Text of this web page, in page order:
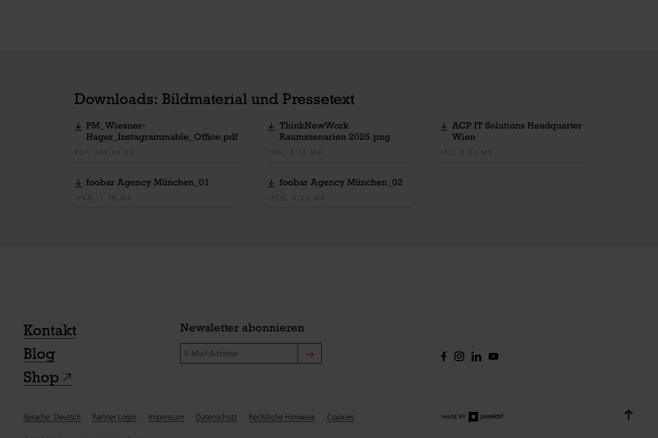
Downloads: Bildmaterial und Pressetext
PM_Wiesner-
Hager_Instagrammable_Office.pdf
PDF, 399.94 KB
ThinkNewWork
Raumszenarien 2025.png
PNG, 4.74 MB
ACP IT Solutions Headquarter
Wien
JPG, 4.92 MB
foobar Agency München_01
JPEG, 1.79 MB
foobar Agency München_02
JPEG, 6.23 MB
Kontakt
Blog
Shop
Newsletter abonnieren
E-Mail Adresse
Sprache: Deutsch Partner Login Impressum Datenschutz Rechtliche Hinweise Cookies